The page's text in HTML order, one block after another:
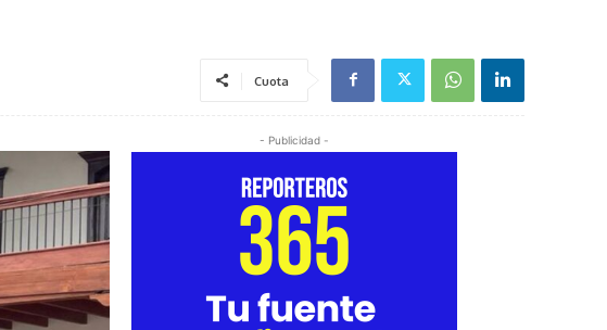
Cuota
- Publicidad -